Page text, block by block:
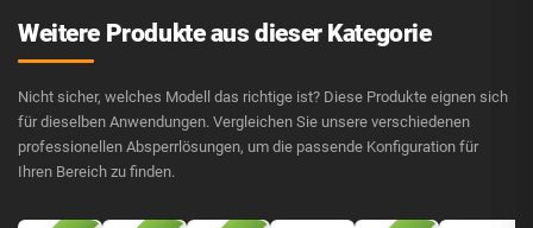
Weitere Produkte aus dieser Kategorie
Nicht sicher, welches Modell das richtige ist? Diese Produkte eignen sich
für dieselben Anwendungen. Vergleichen Sie unsere verschiedenen
professionellen Absperrlösungen, um die passende Konfiguration für
Ihren Bereich zu finden.